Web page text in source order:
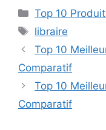
Top 10
libraire
Top 10
Comparatif
Top 10
Comparatif